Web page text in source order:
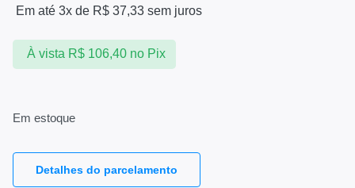
Em até 3x de R$ 37,33 sem juros
À vista R$106,40 no Pix
Em estoque
Detalhes do parcelamento